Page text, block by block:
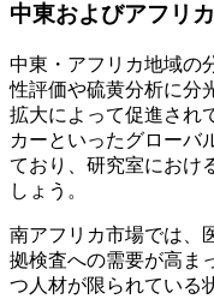
中東およびアフリカ
中東・アフリカ地域の
性評価や硫黄分析に分
拡大によって促進され
カーといったグローバ
ており、研究室におけ
しょう。
南アフリカ市場では、
拠検査への需要が高ま
つ人材が限られている